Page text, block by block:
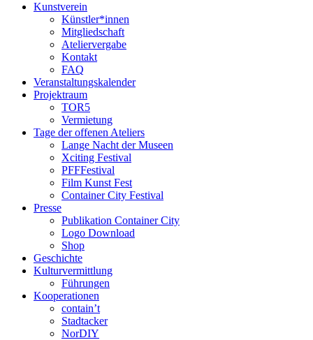
Kunstverein
Künstler*innen
Mitgliedschaft
Ateliervergabe
Kontakt
FAQ
Veranstaltungskalender
Projektraum
TOR5
Vermietung
Tage der offenen Ateliers
Lange Nacht der Museen
Xciting Festival
PFFFestival
Film Kunst Fest
Container City Festival
Presse
Publikation Container City
Logo Download
Shop
Geschichte
Kulturvermittlung
Führungen
Kooperationen
contain’t
Stadtacker
NorDIY